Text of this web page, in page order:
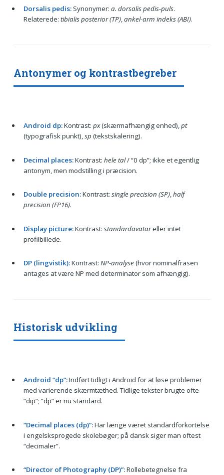
Dorsalis pedis:Synonymer: a. dorsalis pedis-puls.
Relaterede: tibialis posterior (TP),ankel-arm indeks (ABI).
Antonymer og kontrastbegreber
Android dp:Kontrast: px(skærmafhængig enhed),pt
(typografisk punkt),sp (tekstskalering).
Decimal places:Kontrast: hele tal/ “0 dp”; ikke et egentlig
antonym, men modstilling i præcision.
Double precision:Kontrast: single precision (SP),half
precision (FP16).
Display picture:Kontrast: standardavatareller intet
profilbillede.
DP (lingvistik):Kontrast: NP-analyse(hvor nominalfrasen
antages at være NP med determinator som afhængig).
Historisk udvikling
Android “dp”:Indført tidligt i Android for at løse problemer
med varierende skærmtæthed. Tidlige tekster brugte ofte
“dip”; “dp” er nu standard.
“Decimal places (dp)”:Har længe været standardforkortelse
i engelsksprogede skolebøger; på dansk siger man oftest
“decimaler”.
“Director of Photography (DP)”:Rollebetegnelse fra